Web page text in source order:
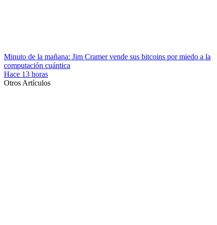
Minuto de la mañana: Jim Cramer vende sus bitcoins por miedo a la
computación cuántica
Hace 13 horas
Otros Artículos